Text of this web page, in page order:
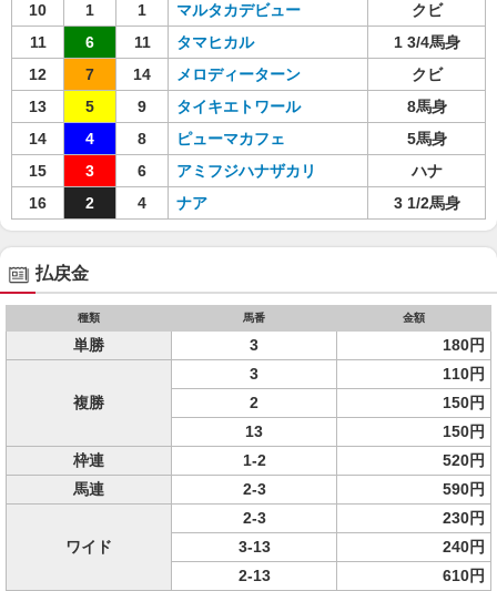
10
1 1 マルタカデビュー
クビ
11
6 11 タマヒカル
1 3/4馬身
12
7 14 メロディーターン
クビ
13
5 9 タイキエトワール
8馬身
14
4 8 ピューマカフェ
5馬身
15
3 6 アミフジハナザカリ
ハナ
16
2 4 ナア 3 1/2馬身
払戻金
種類 馬番 金額
単勝 3 180円
複勝
3
110円
2
150円
13
150円
枠連
1-2
520円
馬連
2-3 590円
ワイド
2-3
230円
3-13
240円
2-13
610円